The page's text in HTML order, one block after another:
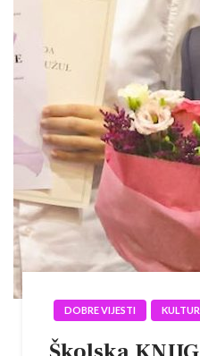
DOBRE VIJESTI